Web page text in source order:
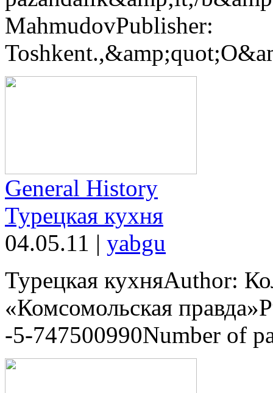
MahmudovPublisher:
General History
Турецкая кухня
04.05.11 | yabgu
Турецкая кухняAuthor:
«Комсомольская
-5-747500990Number of